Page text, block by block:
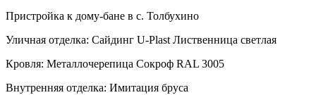
Пристройка к дому-бане в с. Толбухино
Уличная отделка: Сайдинг U-Plast Лиственница светлая
Кровля: Металлочерепица Сокроф RAL 3005
Внутренняя отделка: Имитация бруса